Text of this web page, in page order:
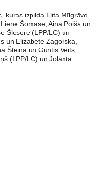
kuras izpilda Elita Mīlgrāve
Šomase, Aina Poiša un
Šlesere (LPP/LC) un
un Elizabete Zagorska,
Šteina un Guntis Veits,
(LPP/LC) un Jolanta